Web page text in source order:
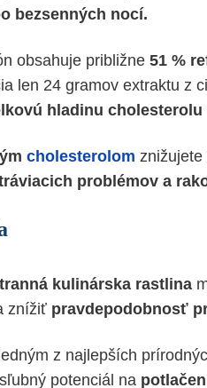
bezsenných nocí.
obsahuje približne 51 %
len 24 gramov extraktu z
hladinu cholesterolu
cholesterolom znižujete
problémov a
kulinárska rastlina
znížiť pravdepodobnosť
z najlepších
potenciál na